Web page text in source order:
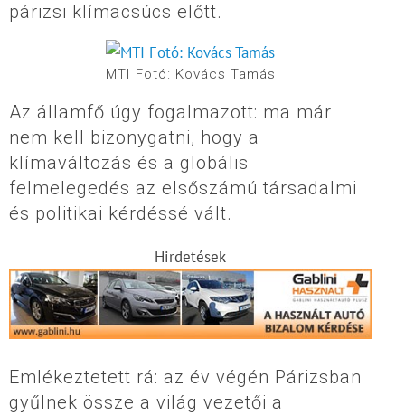
párizsi klímacsúcs előtt.
MTI Fotó: Kovács Tamás
Az államfő úgy fogalmazott: ma már
nem kell bizonygatni, hogy a
klímaváltozás és a globális
felmelegedés az elsőszámú társadalmi
és politikai kérdéssé vált.
Hirdetések
Emlékeztetett rá: az év végén Párizsban
gyűlnek össze a világ vezetői a